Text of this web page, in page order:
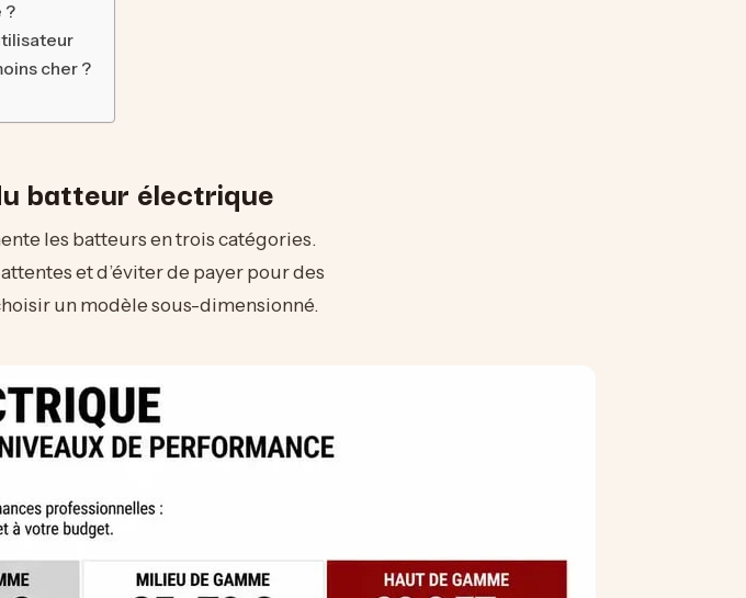
?
cher ?
batteur électrique
les batteurs en trois catégories.
et d’éviter de payer pour des
un modèle sous-dimensionné.